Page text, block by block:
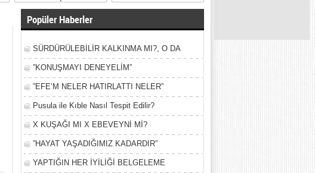
GEÇİYOR
Popüler Haberler
SÜRDÜRÜLEBİLİR KALKINMA MI?, O DA
NEYMİŞ?
”KONUŞMAYI DENEYELİM”
”EFE’M NELER HATIRLATTI NELER”
Pusula ile Kıble Nasıl Tespit Edilir?
X KUŞAĞI MI X EBEVEYNİ Mİ?
”HAYAT YAŞADIĞIMIZ KADARDIR”
YAPTIĞIN HER İYİLİĞİ BELGELEME